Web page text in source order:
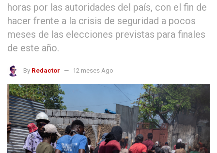
horas por las autoridades del país, con el fin de
hacer frente a la crisis de seguridad a pocos
meses de las elecciones previstas para finales
de este año.
By Redactor 12 meses Ago